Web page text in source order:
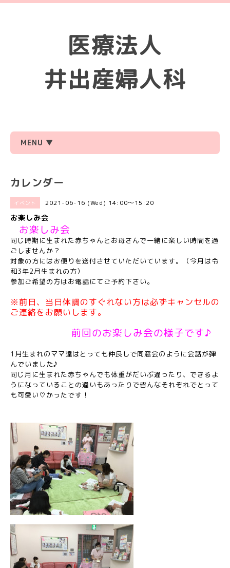
医療法人
井出産婦人科
MENU ▼
カレンダー
イベント 2021-06-16 (Wed) 14:00～15:20
お楽しみ会
お楽しみ会
同じ時期に生まれた赤ちゃんとお母さんで一緒に楽しい時間を過
ごしませんか？
対象の方にはお便りを送付させていただいています。（今月は令
和3年2月生まれの方）
参加ご希望の方はお電話にてご予約下さい。
※前日、当日体調のすぐれない方は必ずキャンセルの
ご連絡をお願いします。
前回のお楽しみ会の様子です♪
1月生まれのママ達はとっても仲良しで同窓会のように会話が弾
んでいました♪
同じ月に生まれた赤ちゃんでも体重がだいぶ違ったり、できるよ
うになっていることの違いもあったりで皆んなそれぞれでとって
も可愛い♡かったです！